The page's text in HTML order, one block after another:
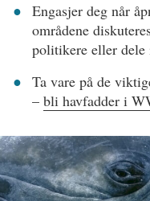
Engasjer deg når
områdene
politikere eller dele
Ta vare på de
– bli havfadder i